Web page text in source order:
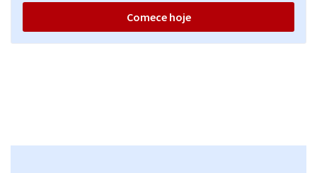
Comece hoje